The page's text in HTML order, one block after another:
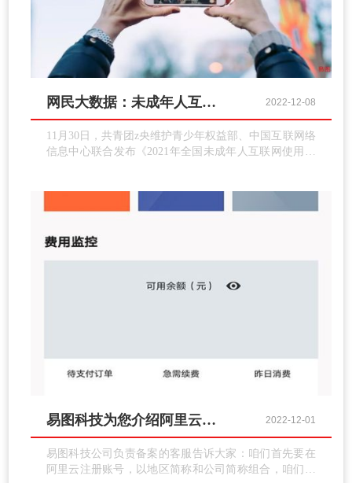
网民大数据：未成年人互联网普及率达96.8% 2022-12-08
11月30日，共青团z央维护青少年权益部、中国互联网络
信息中心联合发布《2021年全国未成年人互联网使用情
易图科技为您介绍阿里云的备案流程 2022-12-01
易图科技公司负责备案的客服告诉大家：咱们首先要在
阿里云注册账号，以地区简称和公司简称组合，咱们就